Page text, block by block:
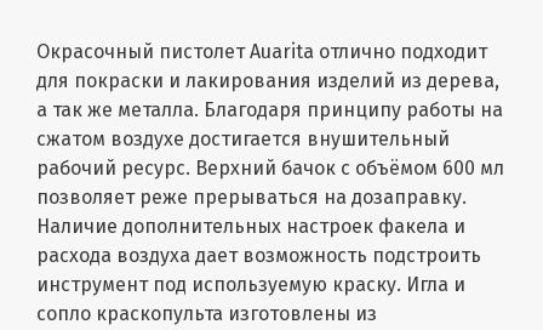
Окрасочный пистолет Auarita отлично подходит
для покраски и лакирования изделий из дерева,
а так же металла. Благодаря принципу работы на
сжатом воздухе достигается внушительный
рабочий ресурс. Верхний бачок с объёмом 600 мл
позволяет реже прерываться на дозаправку.
Наличие дополнительных настроек факела и
расхода воздуха дает возможность подстроить
инструмент под используемую краску. Игла и
сопло краскопульта изготовлены из